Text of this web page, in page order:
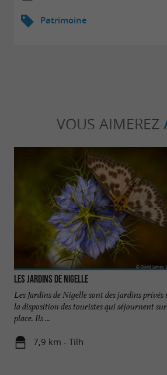
Patrimoine
VOUS AIMEREZ
Les Jardins de Nigelle
Les Jardins de Nigelle sont des jardins privés
la disposition des touristes qui séjournent sur
place. Ils ...
7,9 km - Tilh